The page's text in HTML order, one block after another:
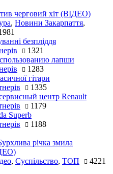
черговий хіт (ВІДЕО)
, Новини Закарпаття,
безпліддя
1321
лапши
1283
гітари
1335
центр Renault
1179
Superb
1188
річка змила
, Суспільство, ТОП 4221